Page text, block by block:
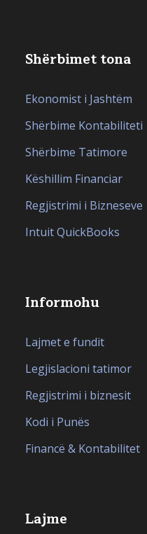
Shërbimet tona
Ekonomist i Jashtëm
Shërbime Kontabiliteti
Shërbime Tatimore
Këshillim Financiar
Regjistrimi i Bizneseve
Intuit QuickBooks
Informohu
Lajmet e fundit
Legjislacioni tatimor
Regjistrimi i biznesit
Kodi i Punës
Financë & Kontabilitet
Lajme